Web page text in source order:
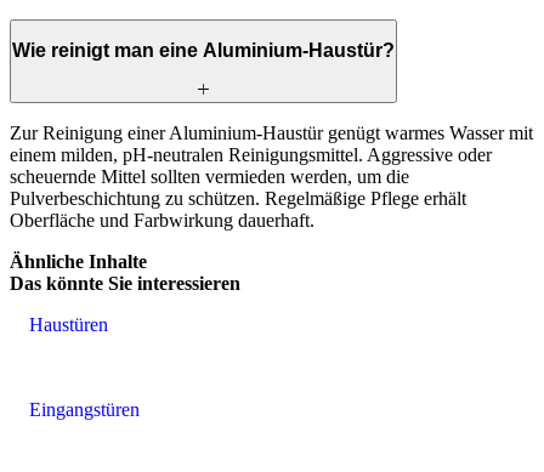
Wie reinigt man eine Aluminium-Haustür?
Zur Reinigung einer Aluminium-Haustür genügt warmes Wasser mit
einem milden, pH-neutralen Reinigungsmittel. Aggressive oder
scheuernde Mittel sollten vermieden werden, um die
Pulverbeschichtung zu schützen. Regelmäßige Pflege erhält
Oberfläche und Farbwirkung dauerhaft.
Ähnliche Inhalte
Das könnte Sie interessieren
Haustüren
Eingangstüren